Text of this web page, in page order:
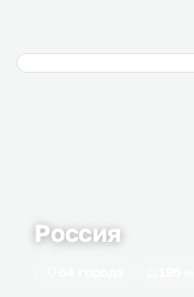
Россия